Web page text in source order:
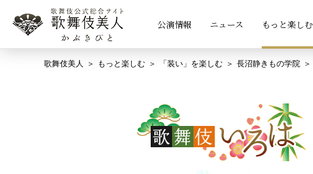
公演情報 ニュース もっと楽しむ
歌舞伎美人 もっと楽しむ 「装い」を楽しむ 長沼静きもの学院